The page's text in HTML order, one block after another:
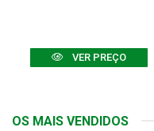
VER PREÇO
OS MAIS VENDIDOS